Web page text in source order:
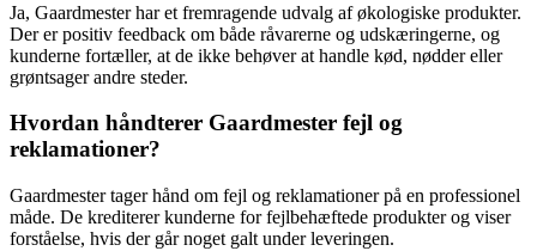
Ja, Gaardmester har et fremragende udvalg af økologiske produkter.
Der er positiv feedback om både råvarerne og udskæringerne, og
kunderne fortæller, at de ikke behøver at handle kød, nødder eller
grøntsager andre steder.
Hvordan håndterer Gaardmester fejl og
reklamationer?
Gaardmester tager hånd om fejl og reklamationer på en professionel
måde. De krediterer kunderne for fejlbehæftede produkter og viser
forståelse, hvis der går noget galt under leveringen.